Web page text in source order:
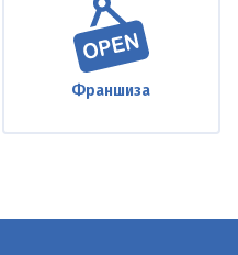
Франшиза